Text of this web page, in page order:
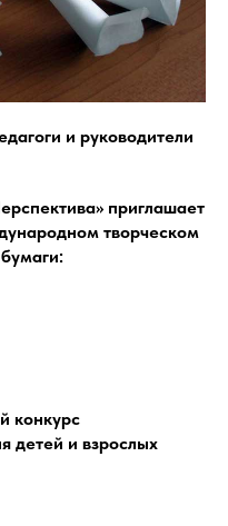
и руководители
приглашает
творческом
конкурс
детей и взрослых